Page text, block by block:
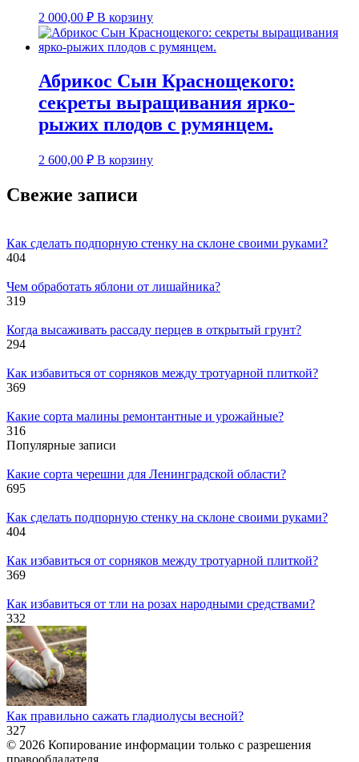
2 000,00 ₽ В корзину
Абрикос Сын Краснощекого:
секреты выращивания ярко-
рыжих плодов с румянцем.
2 600,00 ₽ В корзину
Свежие записи
Как сделать подпорную стенку на склоне своими руками?
404
Чем обработать яблони от лишайника?
319
Когда высаживать рассаду перцев в открытый грунт?
294
Как избавиться от сорняков между тротуарной плиткой?
369
Какие сорта малины ремонтантные и урожайные?
316
Популярные записи
Какие сорта черешни для Ленинградской области?
695
Как сделать подпорную стенку на склоне своими руками?
404
Как избавиться от сорняков между тротуарной плиткой?
369
Как избавиться от тли на розах народными средствами?
332
Как правильно сажать гладиолусы весной?
327
© 2026 Копирование информации только с разрешения